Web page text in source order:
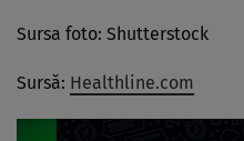
Sursa foto: Shutterstock
Sursă: Healthline.com